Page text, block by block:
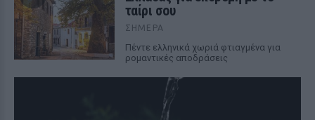
ταίρι σου
ΣΉΜΕΡΑ
Πέντε ελληνικά χωριά φτιαγμένα για
ρομαντικές αποδράσεις